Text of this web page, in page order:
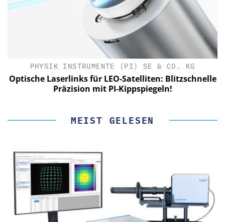
PHYSIK INSTRUMENTE (PI) SE & CO. KG
Optische Laserlinks für LEO-Satelliten: Blitzschnelle
Präzision mit PI-Kippspiegeln!
MEIST GELESEN